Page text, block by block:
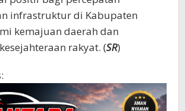
infrastruktur di Kabupaten
kemajuan daerah dan
rakyat. (SR)